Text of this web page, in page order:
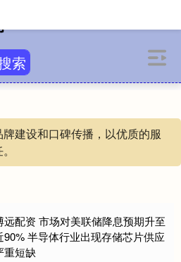
索
建设和口碑传播，以优质的服
远配资 市场对美联储降息预期升至
90% 半导体行业出现存储芯片供应
重短缺